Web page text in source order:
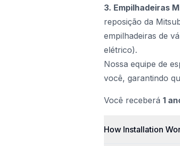
3. Empilhadeiras
reposição da
empilhadeiras de
elétrico).
Nossa equipe de
você, garantindo
Você receberá 1
How Installation